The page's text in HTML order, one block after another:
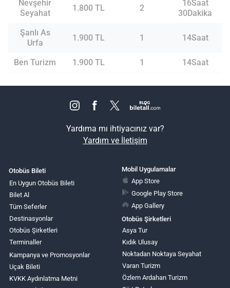
Nevşehir
Seyahat
1.800 TL 2
16Saat
30Dakika
Şanlı As
Urfa
1.900 TL 1 14Saat
Ben Turizm 1.900 TL 1 14Saat
Yardıma mı ihtiyacınız var?
Yardım ve İletişim
Otobüs Bileti
En Uygun Otobüs Bileti
Bilet Al
Tüm Seferler
Destinasyonlar
Otobüs Şirketleri
Terminaller
Kampanya ve Promosyonlar
Uçak Bileti
KVKK Aydınlatma Metni
Mobil Uygulamalar
App Store
Google Play Store
App Gallery
Otobüs Şirketleri
Asya Tur
Kıdık Ulusay
Noktadan Noktaya Seyahat
Varan Turizm
Özlem Ardahan Turizm